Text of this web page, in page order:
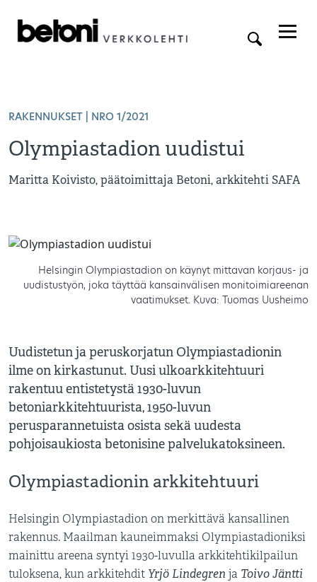
RAKENNUKSET | NRO 1/2021
Olympiastadion uudistui
Maritta Koivisto, päätoimittaja Betoni, arkkitehti SAFA
Helsingin Olympiastadion on käynyt mittavan korjaus- ja
uudistustyön, joka täyttää kansainvälisen monitoimiareenan
vaatimukset. Kuva: Tuomas Uusheimo
Uudistetun ja peruskorjatun Olympiastadionin
ilme on kirkastunut. Uusi ulkoarkkitehtuuri
rakentuu entistetystä 1930-luvun
betoniarkkitehtuurista, 1950-luvun
perusparannetuista osista sekä uudesta
pohjoisaukiosta betonisine palvelukatoksineen.
Olympiastadionin arkkitehtuuri
Helsingin Olympiastadion on merkittävä kansallinen
rakennus. Maailman kauneimmaksi Olympiastadioniksi
mainittu areena syntyi 1930-luvulla arkkitehtikilpailun
tuloksena, kun arkkitehdit Yrjö Lindegren ja Toivo Jäntti